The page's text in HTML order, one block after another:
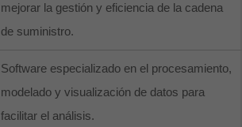
mejorar la gestión y eficiencia de la cadena
de suministro.
Software especializado en el procesamiento,
modelado y visualización de datos para
facilitar el análisis.